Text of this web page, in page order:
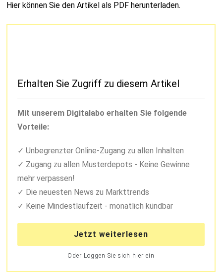
Hier können Sie den Artikel als PDF herunterladen.
Erhalten Sie Zugriff zu diesem Artikel
Mit unserem Digitalabo erhalten Sie folgende
Vorteile:
Unbegrenzter Online-Zugang zu allen Inhalten
Zugang zu allen Musterdepots - Keine Gewinne
mehr verpassen!
Die neuesten News zu Markttrends
Keine Mindestlaufzeit - monatlich kündbar
Jetzt weiterlesen
Oder Loggen Sie sich hier ein